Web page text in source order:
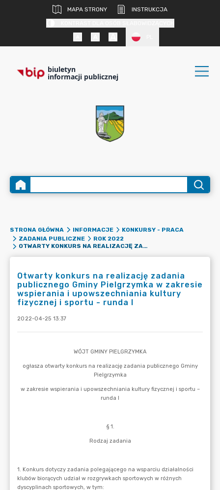
MAPA STRONY
INSTRUKCJA
biuletyn
informacji publicznej
STRONA GŁÓWNA INFORMACJE
KONKURSY - PRACA
ZADANIA PUBLICZNE
ROK 2022
OTWARTY KONKURS NA REALIZACJĘ ZADANIA PUBLICZNEGO GMINY PIELGRZYMKA W ZAKRESIE WSPIERANIA I UPOWSZECHNIANIA KULTURY FIZYCZNEJ I SPORTU - RUNDA I
Otwarty konkurs na realizację zadania
publicznego Gminy Pielgrzymka w zakresie
wspierania i upowszechniania kultury
fizycznej i sportu - runda I
2022-04-25 13:37